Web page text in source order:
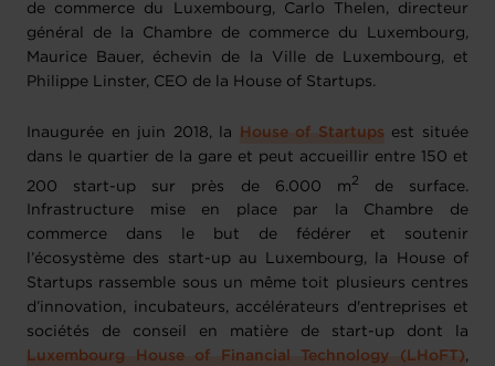
de commerce du Luxembourg, Carlo Thelen, directeur
général de la Chambre de commerce du Luxembourg,
Maurice Bauer, échevin de la Ville de Luxembourg, et
Philippe Linster, CEO de la House of Startups.
Inaugurée en juin 2018, la House of Startups est située
dans le quartier de la gare et peut accueillir entre 150 et
200 start-up sur près de 6.000 m2
de surface.
Infrastructure mise en place par la Chambre de
commerce dans le but de fédérer et soutenir
l’écosystème des start-up au Luxembourg, la House of
Startups rassemble sous un même toit plusieurs centres
d’innovation, incubateurs, accélérateurs d'entreprises et
sociétés de conseil en matière de start-up dont la
Luxembourg House of Financial Technology (LHoFT),